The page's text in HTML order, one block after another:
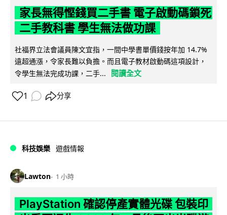
家長無得慳錢買二手書 電子啟動碼鎖死
二手教科書 學生無法做功課
社福界立法會議員陳文宜指，一間中學書單價錢按年加 14.7%
遠超通漲，令家長難以負擔。而且電子教材啟動碼這項設計，
令學生無法完成功課，二手...
閱讀全文
1 分享
科技娛樂 遊戲情報
Lawton 1 小時
PlayStation 確認停產實體光碟 包裝印